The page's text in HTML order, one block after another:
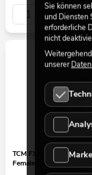
TCM FX CO2
Female (Update Part)
Sie können
und Diensten
erforderliche
nicht
unserer